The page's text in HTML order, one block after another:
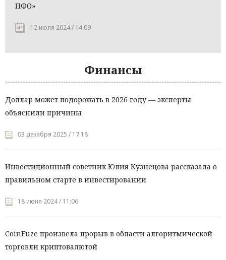
ПФО»
12 июля 2024 / 14:09
Финансы
Доллар может подорожать в 2026 году — эксперты
объяснили причины
03 декабря 2025 / 17:18
Инвестиционный советник Юлия Кузнецова рассказала о
правильном старте в инвестировании
18 июня 2024 / 11:06
CoinFuze произвела прорыв в области алгоритмической
торговли криптовалютой